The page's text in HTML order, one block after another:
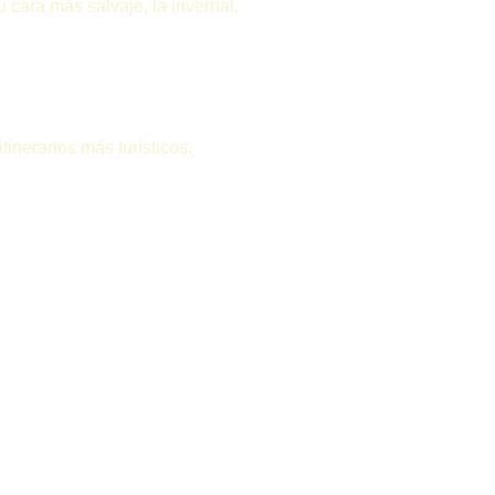
cara más salvaje, la invernal.
más turísticos.